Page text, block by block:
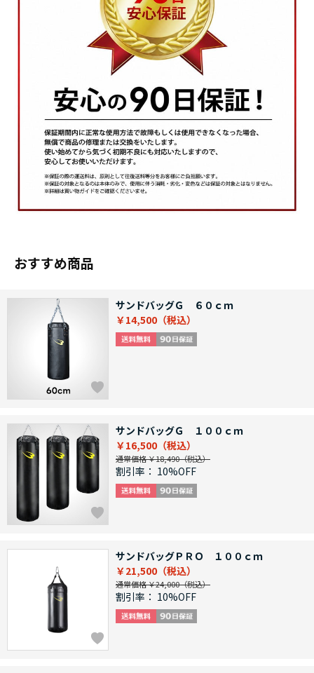
おすすめ商品
サンドバッグＧ ６０ｃｍ
￥14,500
サンドバッグＧ １００ｃｍ
￥16,500
通常価格 ￥18,490
割引率： 10%OFF
サンドバッグＰＲＯ １００ｃｍ
￥21,500
通常価格 ￥24,000
割引率： 10%OFF